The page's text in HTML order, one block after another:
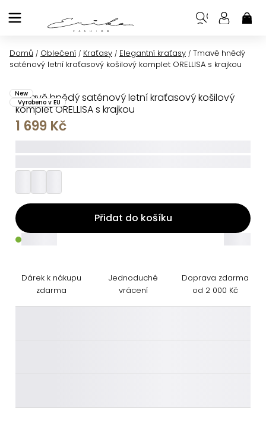
na
Domů / Oblečení / Kraťasy / Elegantní kraťasy / Tmavě hnědý
saténový letní kraťasový košilový komplet ORELLISA s krajkou
Tmavě hnědý saténový letní kraťasový košilový
komplet ORELLISA s krajkou
New
Vyrobeno v EU
1 699 Kč
Přidat do košíku
Dárek k nákupu
zdarma
Jednoduché
vrácení
Doprava zdarma
od 2 000 Kč